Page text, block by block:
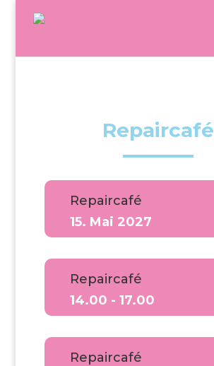
Repaircafé
Repaircafé
15. Mai 2027
Repaircafé
14.00 - 17.00
Repaircafé